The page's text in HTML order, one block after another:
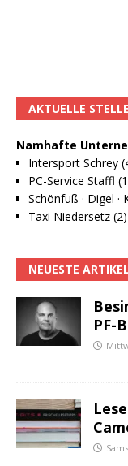
AKTUELLE
Namhafte
Intersport Schrey
PC-Service Staffl
Schönfuß · Digel
Taxi Niedersetz (2)
NEUESTE ARTIKEL
PF-